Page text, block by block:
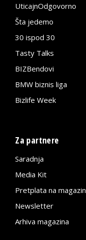
UticajnOdgovorno
Šta jedemo
30 ispod 30
Tasty Talks
BIZBendovi
BMW biznis liga
Bizlife Week
Za partnere
Saradnja
Media Kit
Pretplata na magazin
Newsletter
Arhiva magazina